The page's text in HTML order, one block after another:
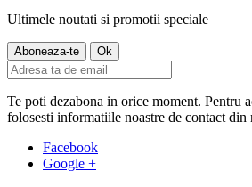
Ultimele noutati si promotii speciale
Te poti dezabona in orice moment. Pentru
folosesti informatiile noastre de contact din
Facebook
Google +